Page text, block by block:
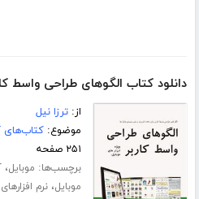
دانلود کتاب الگوهای طراحی واسط
از:ترزا نیل
موضوع:کتاب‌های
۲۵۱ صفحه
برچسب‌ها: موبایل،
موبایل،نرم